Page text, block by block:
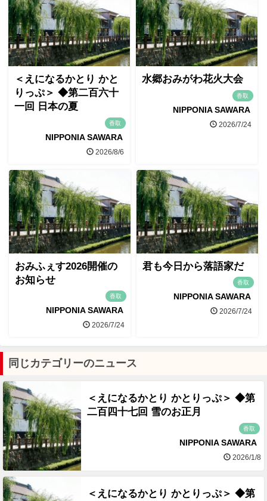
＜えになるかとり かと
りっぷ＞ ◆第二百六十
一回 日本の夏
香取
NIPPONIA SAWARA
2026/8/6
水郷おみがわ花火大会
香取
NIPPONIA SAWARA
2026/7/24
おみふぇす2026開催の
お知らせ
香取
NIPPONIA SAWARA
2026/7/24
君も今日から落語家だ
香取
NIPPONIA SAWARA
2026/7/24
同じカテゴリーのニュース
＜えになるかとり かとりっぷ＞ ◆第
二百四十七回 雪のお正月
香取
NIPPONIA SAWARA
2026/1/8
＜えになるかとり かとりっぷ＞ ◆第